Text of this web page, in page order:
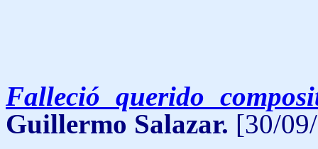
Falleció querido
Guillermo Salazar. [30/